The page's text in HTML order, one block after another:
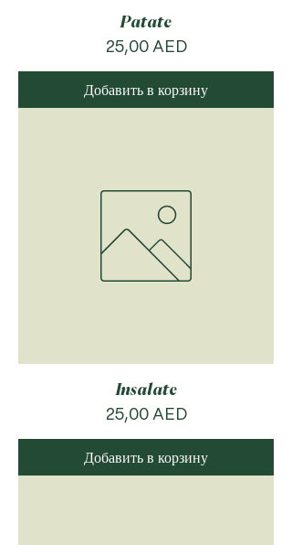
Patate
Цена
25,00 AED
Добавить в корзину
Insalate
Цена
25,00 AED
Добавить в корзину